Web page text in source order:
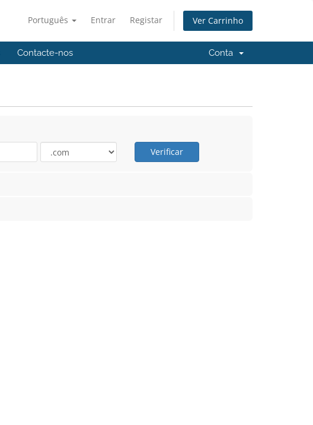
Português Entrar Registar Ver Carrinho
Contacte-nos Conta
Verificar